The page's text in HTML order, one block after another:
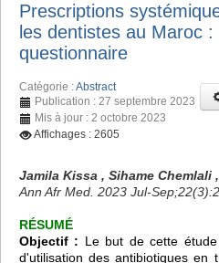
Prescriptions
les dentistes au Maroc
questionnaire
Catégorie :Abstract
Publication : 27 septembre 2023
Mis à jour : 2 octobre 2023
Affichages : 2605
Jamila Kissa , Sihame Chemlali
Ann Afr Med. 2023 Jul-
RÉSUMÉ
Objectif : Le but de cette
d'utilisation des antibiotiques en